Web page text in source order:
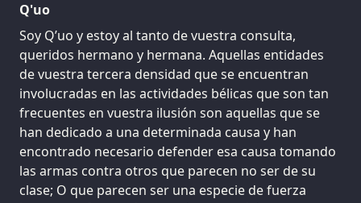
Q'uo
Soy Q’uo y estoy al tanto de vuestra consulta,
queridos hermano y hermana. Aquellas entidades
de vuestra tercera densidad que se encuentran
involucradas en las actividades bélicas que son tan
frecuentes en vuestra ilusión son aquellas que se
han dedicado a una determinada causa y han
encontrado necesario defender esa causa tomando
las armas contra otros que parecen no ser de su
clase; O que parecen ser una especie de fuerza